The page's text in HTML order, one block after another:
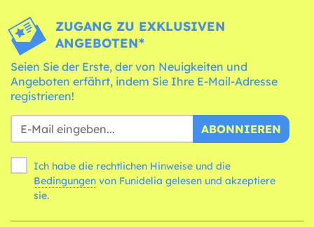
ZUGANG ZU EXKLUSIVEN
ANGEBOTEN*
Seien Sie der Erste, der von Neuigkeiten und
Angeboten erfährt, indem Sie Ihre E-Mail-Adresse
registrieren!
ABONNIEREN
Ich habe die rechtlichen Hinweise und die
Bedingungen
sie.